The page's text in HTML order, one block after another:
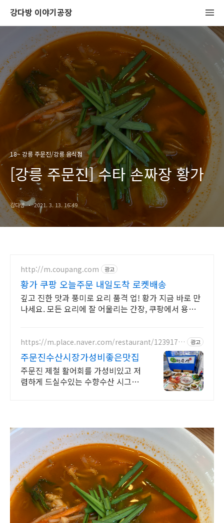
강다방 이야기공장
18~ 강릉 주문진/강릉 음식점
[강릉 주문진] 수타 손짜장 황가
강다방 2021. 3. 13. 16:49
http://m.coupang.com 광고
황가 쿠팡 오늘주문 내일도착 로켓배송
깊고 진한 맛과 풍미로 요리 품격 업! 황가 지금 바로 만
나세요. 모든 요리에 잘 어울리는 간장, 쿠팡에서 용도별
https://m.place.naver.com/restaurant/1239178
광고
주문진수산시장가성비좋은맛집
주문진 제철 활어회를 가성비있고 저
렴하게 드실수있는 수향수산 시그니